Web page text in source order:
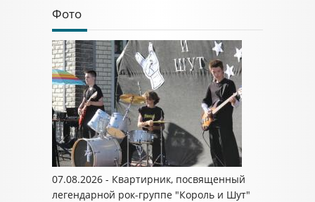
Фото
07.08.2026 - Квартирник, посвященный
легендарной рок-группе "Король и Шут"